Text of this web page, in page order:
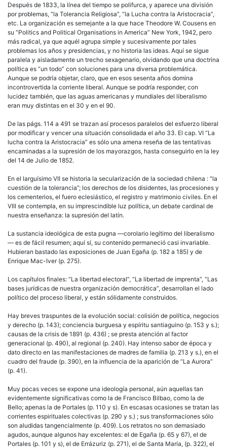
Después de 1833, la línea del tiempo se polifurca, y aparece una división
por problemas, “la Tolerancia Religiosa”, “la Lucha contra la Aristocracia”,
etc. La organización es semejante a la que hace Theodore W. Cousens en
su “Politics and Political Organisations in America” New York, 1942, pero
más radical, ya que aquél agrupa simple y sucesivamente por tales
problemas los años y presidencias, y no historia las ideas. Aquí se sigue
paralela y aisladamente un trecho sexagenario, olvidando que una doctrina
política es “un todo” con soluciones para una diversa problemática.
Aunque se podría objetar, claro, que en esos sesenta años domina
incontrovertida la corriente liberal. Aunque se podría responder, con
lucidez también, que las aguas americanas y mundiales del liberalismo
eran muy distintas en el 30 y en el 90.
De las págs. 114 a 491 se trazan así procesos paralelos del esfuerzo liberal
por modificar y vencer una situación consolidada el año 33. El cap. VI “La
lucha contra la Aristocracia” es sólo una amena reseña de las tentativas
encaminadas a la supresión de los mayorazgos, hasta conseguirlo en la ley
del 14 de Julio de 1852.
En el larguísimo VII se historia la secularización de la sociedad chilena : “la
cuestión de la tolerancia”; los derechos de los disidentes, las procesiones y
los cementerios, el fuero eclesiástico, el registro y matrimonio civiles. En el
VIII se contempla, en su imprescindible luz política, un debate cardinal de
nuestra enseñanza: la supresión del latín.
La sustancia ideológica de esta pugna —corolario legítimo del liberalismo
— es de fácil resumen; aquí sí, su contenido permaneció casi invariable.
Hubieran bastado las exposiciones de Juan Egaña (p. 182 a 185) y de
Enrique Mac-Iver (p. 275).
Los capítulos finales: “La libertad electoral”, “La libertad de imprenta”, “Las
bases jurídicas de nuestra organización democrática”, desarrollan el lado
político del proceso liberal, y están sólidamente construidos.
Hay breves traspuntes de la evolución social: colisión de política, negocios
y derecho (p. 143); conciencia burguesa y espíritu santiaguino (p. 153 y s.);
causas de la crisis de 1891 (p. 436) ; se presta atención al factor
generacional (p. 490), al regional (p. 240). Hay intenso sabor de época y
dato directo en las manifestaciones de madres de familia (p. 213 y s.), en el
cuadro del fraude (p. 390), en la influencia de la aparición de “La Aurora”
(p. 41).
Muy pocas veces se expone una ideología personal, aún aquellas tan
evidentemente significativas como la de Francisco Bilbao, como la de
Bello; apenas la de Portales (p. 110 y s). En escasas ocasiones se tratan las
corrientes espirituales colectivas (p. 290 y s.) ; sus transformaciones sólo
son aludidas tangencialmente (p. 409). Los retratos no son demasiado
agudos, aunque algunos hay excelentes: el de Egaña (p. 65 y 67), el de
Portales (p. 101 y s), el de Errázuriz (p. 271), el de Santa María, (p. 322), el